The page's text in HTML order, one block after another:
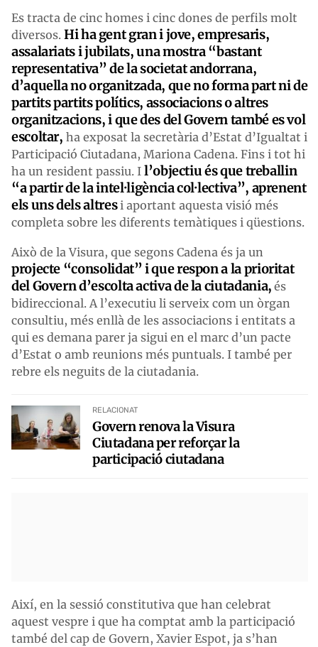
Es tracta de cinc homes i cinc dones de perfils molt
diversos. Hi ha gent gran i jove, empresaris,
assalariats i jubilats, una mostra “bastant
representativa” de la societat andorrana,
d’aquella no organitzada, que no forma part ni de
partits partits polítics, associacions o altres
organitzacions, i que des del Govern també es vol
escoltar, ha exposat la secretària d’Estat d’Igualtat i
Participació Ciutadana, Mariona Cadena. Fins i tot hi
ha un resident passiu. I l’objectiu és que treballin
“a partir de la intel·ligència col·lectiva”, aprenent
els uns dels altresi aportant aquesta visió més
completa sobre les diferents temàtiques i qüestions.
Això de la Visura, que segons Cadena és ja un
projecte “consolidat” i que respon a la prioritat
del Govern d’escolta activa de la ciutadania,és
bidireccional. A l’executiu li serveix com un òrgan
consultiu, més enllà de les associacions i entitats a
qui es demana parer ja sigui en el marc d’un pacte
d’Estat o amb reunions més puntuals. I també per
rebre els neguits de la ciutadania.
RELACIONAT
Govern renova la Visura
Ciutadana per reforçar la
participació ciutadana
Així, en la sessió constitutiva que han celebrat
aquest vespre i que ha comptat amb la participació
també del cap de Govern, Xavier Espot, ja s’han